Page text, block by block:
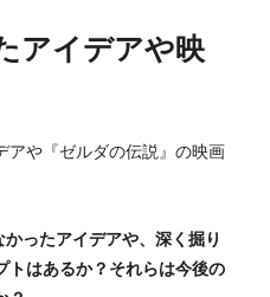
アイデアや映
アや『ゼルダの伝説』の映画
ったアイデアや、深く掘り
トはあるか？それらは今後の